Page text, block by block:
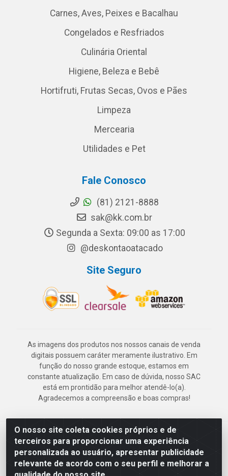
O nosso site coleta cookies próprios e de
terceiros para proporcionar uma experiência
personalizada ao usuário, apresentar publicidade
relevante de acordo com o seu perfil e melhorar a
Carnes, Aves, Peixes e Bacalhau
Congelados e Resfriados
Culinária Oriental
Higiene, Beleza e Bebê
Hortifruti, Frutas Secas, Ovos e Pães
Limpeza
Mercearia
Utilidades e Pet
Fale Conosco
(81) 2121-8888
sak@kk.com.br
Segunda a Sexta: 09:00 as 17:00
@deskontaoatacado
Site Seguro
As imagens dos produtos nos nossos canais de venda
digitais possuem caráter meramente ilustrativo. Em
função do nosso grande estoque, estamos em
constante atualização. Em caso de dúvida, nosso SAC
está em prontidão para melhor atendê-lo(a).
Agradecemos a compreensão e boas compras!
Deskontão Atacado - Av. Marechal Mascarenhas de Morais, 2471 -
Imbiribeira - Recife/PE - CEP 51.150-001 - CNPJ 24.150.377/0003-
57